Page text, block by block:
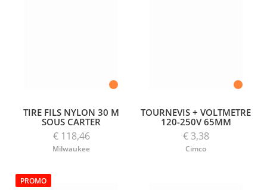
TIRE FILS NYLON 30 M
SOUS CARTER
€ 118,46
Milwaukee
TOURNEVIS + VOLTMETRE
120-250V 65MM
€ 3,38
Cimco
PROMO